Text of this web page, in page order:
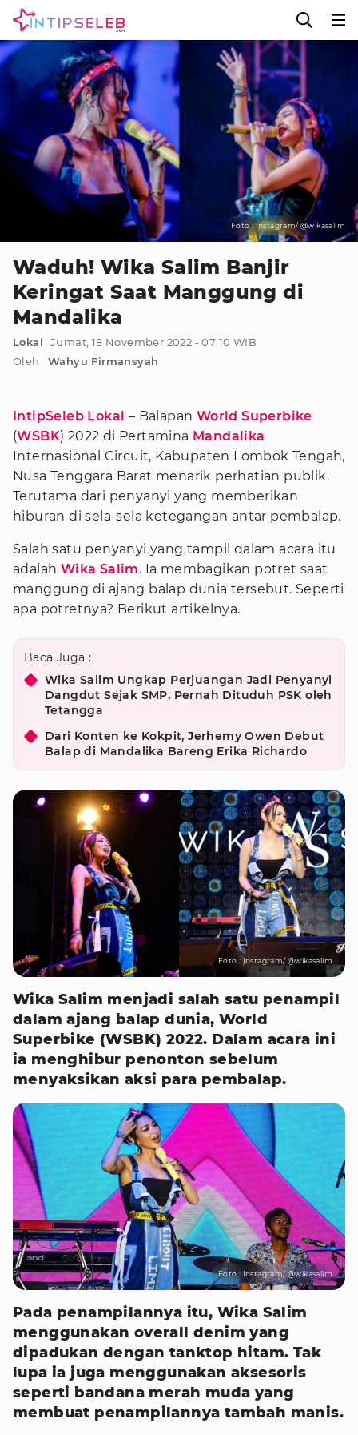
Foto : Instagram/ @wikasalim
Waduh! Wika Salim Banjir
Keringat Saat Manggung di
Mandalika
Lokal
Jumat, 18 November 2022 - 07:10 WIB
Oleh
:
Wahyu Firmansyah
IntipSeleb Lokal – Balapan World Superbike
(WSBK) 2022 di Pertamina Mandalika
Internasional Circuit, Kabupaten Lombok Tengah,
Nusa Tenggara Barat menarik perhatian publik.
Terutama dari penyanyi yang memberikan
hiburan di sela-sela ketegangan antar pembalap.
Salah satu penyanyi yang tampil dalam acara itu
adalah Wika Salim. Ia membagikan potret saat
manggung di ajang balap dunia tersebut. Seperti
apa potretnya? Berikut artikelnya.
Baca Juga :
Wika Salim Ungkap Perjuangan Jadi Penyanyi
Dangdut Sejak SMP, Pernah Dituduh PSK oleh
Tetangga
Dari Konten ke Kokpit, Jerhemy Owen Debut
Balap di Mandalika Bareng Erika Richardo
Foto : Instagram/ @wikasalim
Wika Salim menjadi salah satu penampil
dalam ajang balap dunia, World
Superbike (WSBK) 2022. Dalam acara ini
ia menghibur penonton sebelum
menyaksikan aksi para pembalap.
Foto : Instagram/ @wikasalim
Pada penampilannya itu, Wika Salim
menggunakan overall denim yang
dipadukan dengan tanktop hitam. Tak
lupa ia juga menggunakan aksesoris
seperti bandana merah muda yang
membuat penampilannya tambah manis.